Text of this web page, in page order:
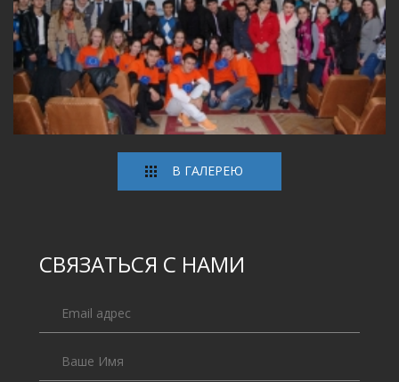
В ГАЛЕРЕЮ
СВЯЗАТЬСЯ С НАМИ